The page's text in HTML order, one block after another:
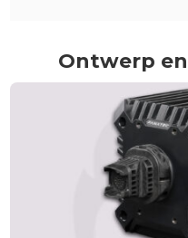
Ontwerp